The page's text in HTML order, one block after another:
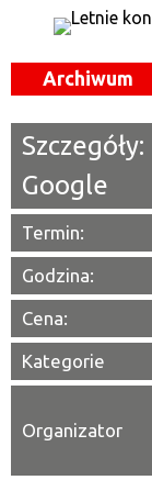
Archiwum
Szczegóły:
Google
Termin:
Godzina:
Cena:
Kategorie
Organizator